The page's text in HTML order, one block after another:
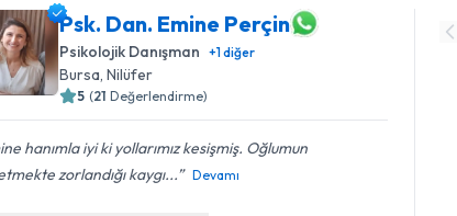
Psk. Dan. Emine Perçin
Psikolojik Danışman +1diğer
Bursa, Nilüfer
5 (21 Değerlendirme)
hanımla iyi ki yollarımız kesişmiş. Oğlumun
zorlandığı kaygı...
Devamı